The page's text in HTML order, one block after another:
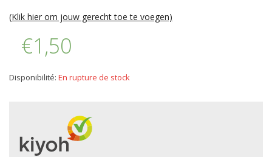
(Klik hier om jouw gerecht toe te voegen)
€1,50
Disponibilité: En rupture de stock